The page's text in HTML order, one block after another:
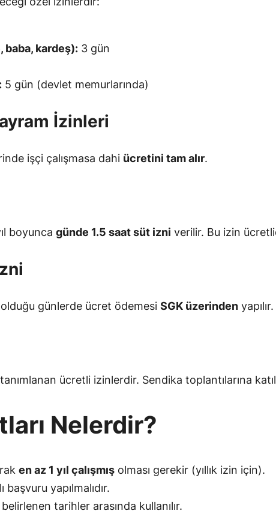
baba, kardeş):3 gün
5 gün (devlet memurlarında)
İzinleri
işçi çalışmasa dahi ücretini tam alır.
boyunca günde 1.5 saat süt izni verilir. Bu izin
günlerde ücret ödemesi SGK üzerinden
ücretli izinlerdir. Sendika toplantılarına
Nelerdir?
en az 1 yıl çalışmışolması gerekir (yıllık izin için).
yapılmalıdır.
tarihler arasında kullanılır.